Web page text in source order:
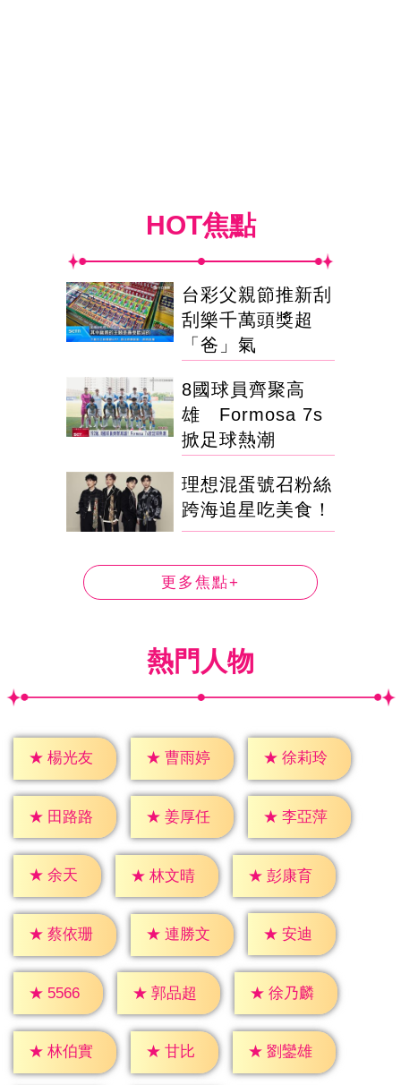
HOT焦點
台彩父親節推新刮
刮樂千萬頭獎超
「爸」氣
8國球員齊聚高
雄 Formosa 7s
掀足球熱潮
理想混蛋號召粉絲
跨海追星吃美食！
更多焦點+
熱門人物
★ 楊光友 ★ 曹雨婷 ★ 徐莉玲
★ 田路路 ★ 姜厚任 ★ 李亞萍
★ 余天 ★ 林文晴 ★ 彭康育
★ 蔡依珊 ★ 連勝文 ★ 安迪
★ 5566 ★ 郭品超 ★ 徐乃麟
★ 林伯實 ★ 甘比 ★ 劉鑾雄